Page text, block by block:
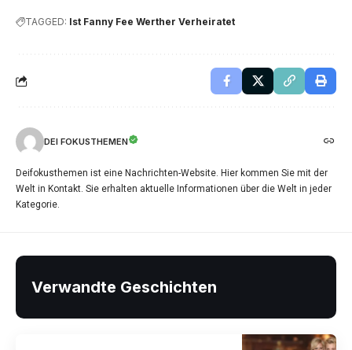
TAGGED: Ist Fanny Fee Werther Verheiratet
DEI FOKUSTHEMEN
Deifokusthemen ist eine Nachrichten-Website. Hier kommen Sie mit der
Welt in Kontakt. Sie erhalten aktuelle Informationen über die Welt in jeder
Kategorie.
Verwandte Geschichten